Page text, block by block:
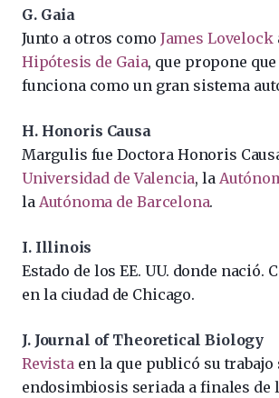
G. Gaia
Junto a otros como James Lovelock
Hipótesis de Gaia, que propone
funciona como un gran sistema
H. Honoris Causa
Margulis fue Doctora Honoris
Universidad de Valencia, la
la Autónoma de Barcelona.
I. Illinois
Estado de los EE. UU. donde nació.
en la ciudad de Chicago.
J. Journal of Theoretical Biology
Revistaen la que publicó su trabajo
endosimbiosis seriada a finales de